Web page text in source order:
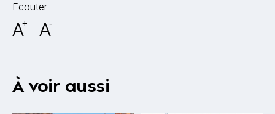
Ecouter
A+ A-
À voir aussi